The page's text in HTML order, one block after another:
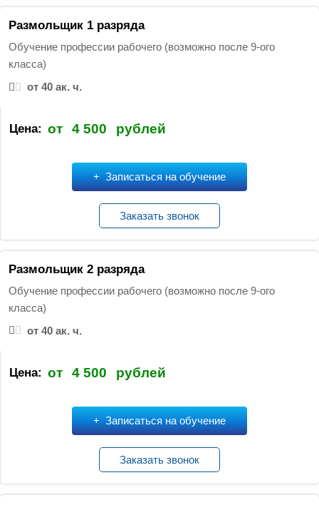
т
Размольщик 1 разряда
Обучение профессии рабочего (возможно после 9-ого
класса)
от 40 ак. ч.
Цена: от 4 500 рублей
Записаться на обучение
Заказать звонок
Размольщик 2 разряда
Обучение профессии рабочего (возможно после 9-ого
класса)
от 40 ак. ч.
Цена: от 4 500 рублей
Записаться на обучение
Заказать звонок